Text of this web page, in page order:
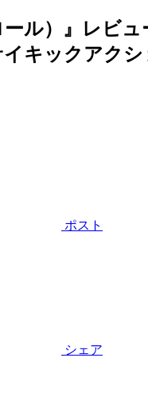
ール）』レビ
キックアク
ポスト
シェア